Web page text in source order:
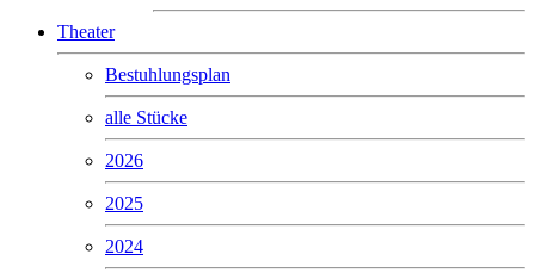
Theater
Bestuhlungsplan
alle Stücke
2026
2025
2024